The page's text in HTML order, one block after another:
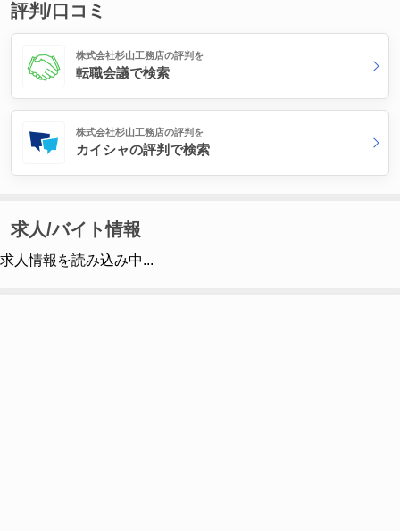
評判/口コミ
株式会社杉山工務店の評判を
転職会議で検索
株式会社杉山工務店の評判を
カイシャの評判で検索
求人/バイト情報
求人情報を読み込み中...